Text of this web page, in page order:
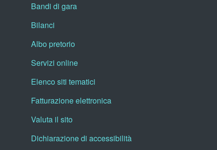
Bandi di gara
Bilanci
Albo pretorio
Servizi online
Elenco siti tematici
Fatturazione elettronica
Valuta il sito
Dichiarazione di accessibilità